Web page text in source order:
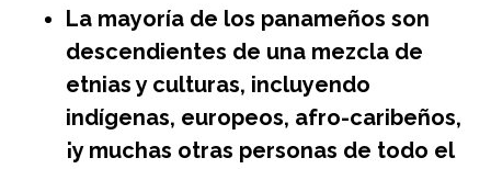
La mayoría de los panameños son
descendientes de una mezcla de
etnias y culturas, incluyendo
indígenas, europeos, afro-caribeños,
¡y muchas otras personas de todo el